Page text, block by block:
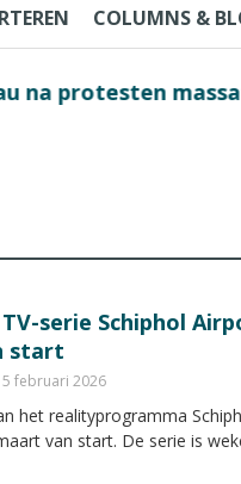
COLUMNS &
massatoerisme:
serie Schiphol
start
5 februari 2026
het realityprogramma
van start. De serie is